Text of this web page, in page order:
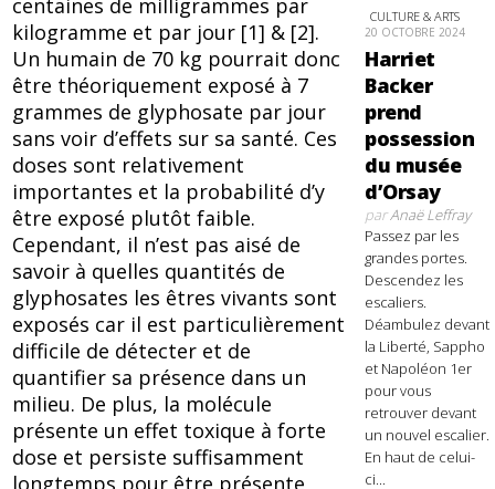
centaines de milligrammes par
kilogramme et par jour [1] & [2].
Un humain de 70 kg pourrait donc
être théoriquement exposé à 7
grammes de glyphosate par jour
sans voir d’effets sur sa santé. Ces
doses sont relativement
importantes et la probabilité d’y
être exposé plutôt faible.
Cependant, il n’est pas aisé de
savoir à quelles quantités de
glyphosates les êtres vivants sont
exposés car il est particulièrement
difficile de détecter et de
quantifier sa présence dans un
milieu. De plus, la molécule
présente un effet toxique à forte
dose et persiste suffisamment
longtemps pour être présente
CULTURE & ARTS
20 OCTOBRE 2024
Harriet
Backer
prend
possession
du musée
d’Orsay
parAnaë Leffray
Passez par les
grandes portes.
Descendez les
escaliers.
Déambulez devant
la Liberté, Sappho
et Napoléon 1er
pour vous
retrouver devant
un nouvel escalier.
En haut de celui-
ci...